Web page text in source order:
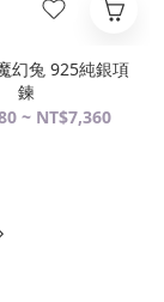
幻兔 925純銀項
鍊
~ NT$7,360